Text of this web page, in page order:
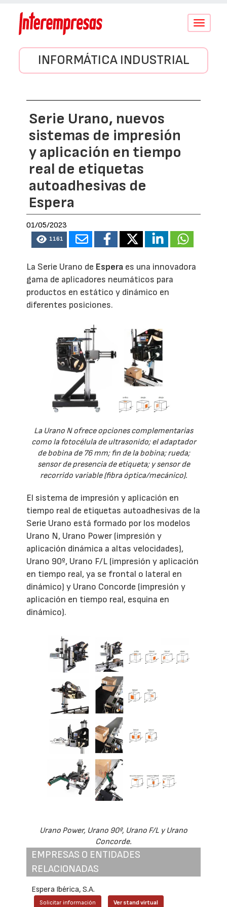
Conmutar
INFORMÁTICA INDUSTRIAL
Serie Urano, nuevos
sistemas de impresión
y aplicación en tiempo
real de etiquetas
autoadhesivas de
Espera
01/05/2023
1161
La Serie Urano de Espera es una innovadora
gama de aplicadores neumáticos para
productos en estático y dinámico en
diferentes posiciones.
La Urano N ofrece opciones complementarias
como la fotocélula de ultrasonido; el adaptador
de bobina de 76 mm; fin de la bobina; rueda;
sensor de presencia de etiqueta; y sensor de
recorrido variable (fibra óptica/mecánico).
El sistema de impresión y aplicación en
tiempo real de etiquetas autoadhesivas de la
Serie Urano está formado por los modelos
Urano N, Urano Power (impresión y
aplicación dinámica a altas velocidades),
Urano 90º, Urano F/L (impresión y aplicación
en tiempo real, ya se frontal o lateral en
dinámico) y Urano Concorde (impresión y
aplicación en tiempo real, esquina en
dinámico).
Urano Power, Urano 90º, Urano F/L y Urano
Concorde.
EMPRESAS O ENTIDADES
RELACIONADAS
Espera Ibérica, S.A.
Solicitar información Ver stand virtual